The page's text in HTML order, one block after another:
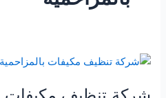
شركة
مكيفات